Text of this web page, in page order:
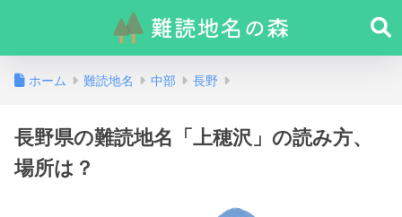
ホーム 難読地名 中部 長野
長野県の難読地名「上穂沢」の読み方、
場所は？